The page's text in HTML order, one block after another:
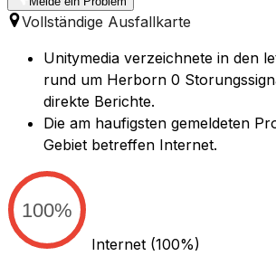
Vollständige Ausfallkarte
Unitymedia verzeichnete in den
rund um Herborn 0
direkte Berichte.
Die am haufigsten gemeldeten
Gebiet betreffen Internet.
100%
Internet (100%)